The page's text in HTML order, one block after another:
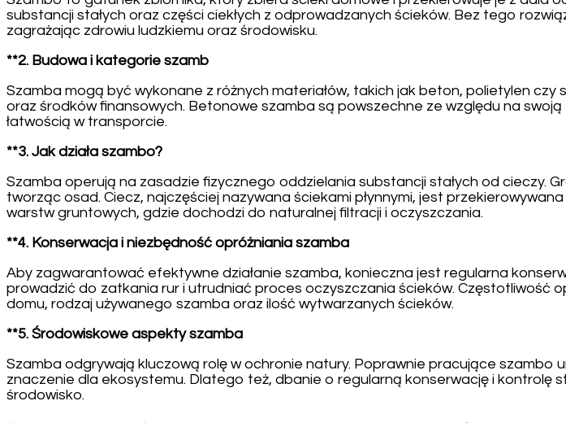
substancji stałych oraz części ciekłych z odprowadzanych ścieków. Bez tego
zagrażając zdrowiu ludzkiemu oraz środowisku.
**2. Budowa i kategorie szamb
Szamba mogą być wykonane z różnych materiałów, takich jak beton, polietylen
oraz środków finansowych. Betonowe szamba są powszechne ze względu na
łatwością w transporcie.
**3. Jak działa szambo?
Szamba operują na zasadzie fizycznego oddzielania substancji stałych od cieczy.
tworząc osad. Ciecz, najczęściej nazywana ściekami płynnymi, jest
warstw gruntowych, gdzie dochodzi do naturalnej filtracji i oczyszczania.
**4. Konserwacja i niezbędność opróżniania szamba
Aby zagwarantować efektywne działanie szamba, konieczna jest regularna
prowadzić do zatkania rur i utrudniać proces oczyszczania ścieków. Częstotliwość
domu, rodzaj używanego szamba oraz ilość wytwarzanych ścieków.
**5. Środowiskowe aspekty szamba
Szamba odgrywają kluczową rolę w ochronie natury. Poprawnie pracujące szambo
znaczenie dla ekosystemu. Dlatego też, dbanie o regularną konserwację i
środowisko.